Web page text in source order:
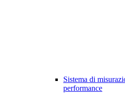
Sistema di
performance